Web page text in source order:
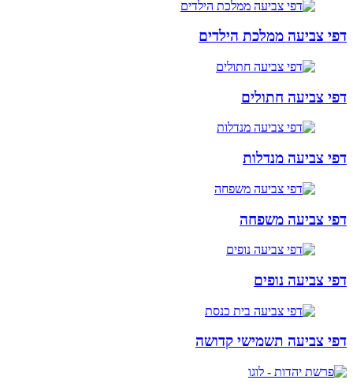
דפי צביעה ממלכת הילדים
דפי צביעה חתולים
דפי צביעה מנדלות
דפי צביעה משפחה
דפי צביעה נופים
דפי צביעה תשמישי קדושה